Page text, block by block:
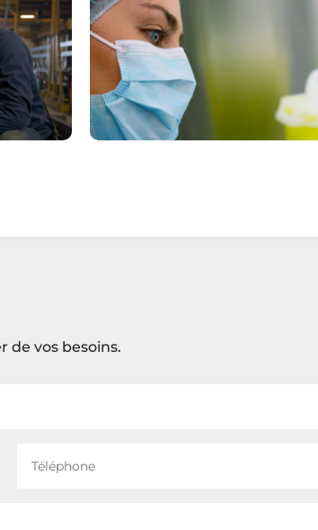
–
CIUSSSCN de Charlevoix
VIDÉO DE RECRUTEMENT
CIUSSSCN de Charlevoix
de vos besoins.